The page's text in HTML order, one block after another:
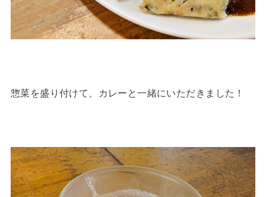
惣菜を盛り付けて、カレーと一緒にいただきました！